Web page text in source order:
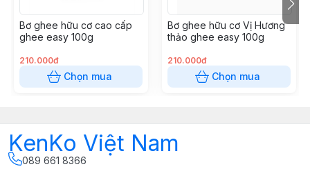
Bơ ghee hữu cơ cao cấp
ghee easy 100g
210.000đ
Chọn mua
Bơ ghee hữu cơ Vị Hương
thảo ghee easy 100g
210.000đ
Chọn mua
KenKo Việt Nam
089 661 8366